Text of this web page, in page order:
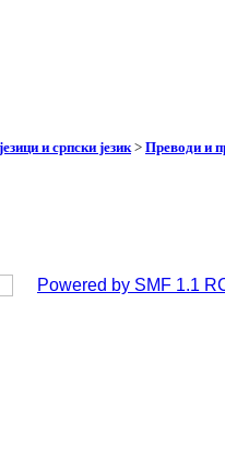
и српски језик> Преводи и
Powered by SMF 1.1